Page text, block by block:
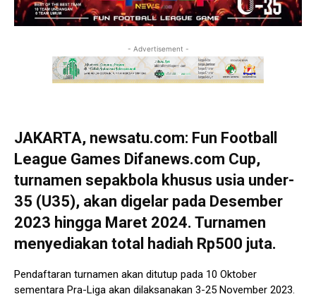
- Advertisement -
JAKARTA, newsatu.com: Fun Football
League Games Difanews.com Cup,
turnamen sepakbola khusus usia under-
35 (U35), akan digelar pada Desember
2023 hingga Maret 2024. Turnamen
menyediakan total hadiah Rp500 juta.
Pendaftaran turnamen akan ditutup pada 10 Oktober
sementara Pra-Liga akan dilaksanakan 3-25 November 2023.